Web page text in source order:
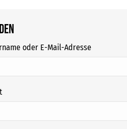
oder E-Mail-Adresse